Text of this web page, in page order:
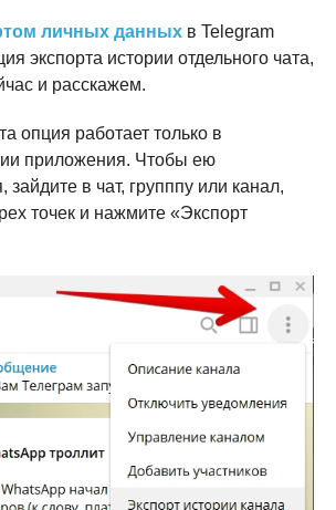
личных данныхв Telegram
экспорта истории отдельного чата,
и расскажем.
опция работает только в
приложения. Чтобы ею
зайдите в чат, групппу или канал,
точек и нажмите «Экспорт